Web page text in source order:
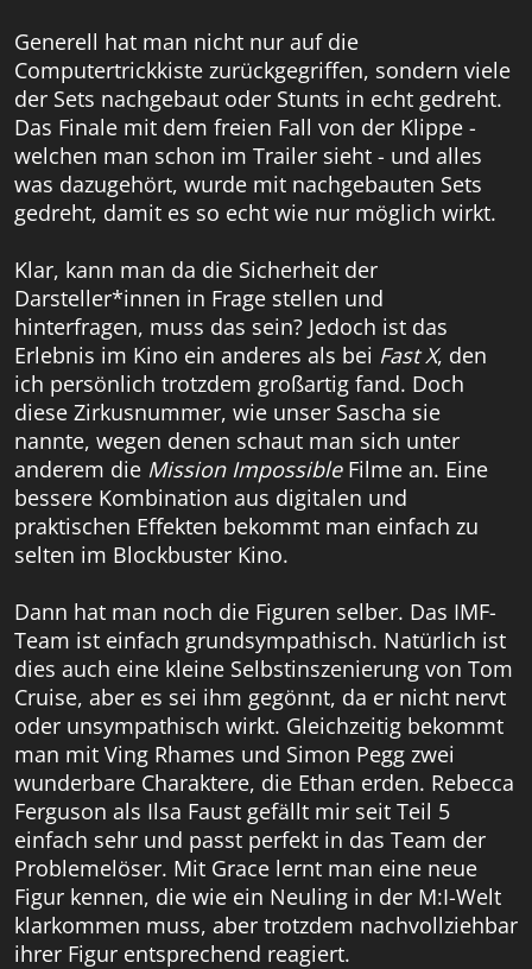
Generell hat man nicht nur auf die
Computertrickkiste zurückgegriffen, sondern viele
der Sets nachgebaut oder Stunts in echt gedreht.
Das Finale mit dem freien Fall von der Klippe -
welchen man schon im Trailer sieht - und alles
was dazugehört, wurde mit nachgebauten Sets
gedreht, damit es so echt wie nur möglich wirkt.
Klar, kann man da die Sicherheit der
Darsteller*innen in Frage stellen und
hinterfragen, muss das sein? Jedoch ist das
Erlebnis im Kino ein anderes als bei Fast X, den
ich persönlich trotzdem großartig fand. Doch
diese Zirkusnummer, wie unser Sascha sie
nannte, wegen denen schaut man sich unter
anderem die Mission ImpossibleFilme an. Eine
bessere Kombination aus digitalen und
praktischen Effekten bekommt man einfach zu
selten im Blockbuster Kino.
Dann hat man noch die Figuren selber. Das IMF-
Team ist einfach grundsympathisch. Natürlich ist
dies auch eine kleine Selbstinszenierung von Tom
Cruise, aber es sei ihm gegönnt, da er nicht nervt
oder unsympathisch wirkt. Gleichzeitig bekommt
man mit Ving Rhames und Simon Pegg zwei
wunderbare Charaktere, die Ethan erden. Rebecca
Ferguson als Ilsa Faust gefällt mir seit Teil 5
einfach sehr und passt perfekt in das Team der
Problemelöser. Mit Grace lernt man eine neue
Figur kennen, die wie ein Neuling in der M:I-Welt
klarkommen muss, aber trotzdem nachvollziehbar
ihrer Figur entsprechend reagiert.